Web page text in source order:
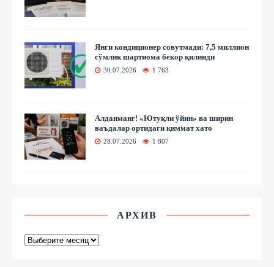
Янги кондиционер совутмади: 7,5 миллион
сўмлик шартнома бекор қилинди
30.07.2026 1 763
Алданманг! «Ютуқли ўйин» ва ширин
ваъдалар ортидаги қиммат хато
28.07.2026 1 807
АРХИВ